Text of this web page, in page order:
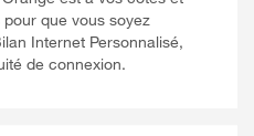
que vous soyez
Internet Personnalisé,
de connexion.